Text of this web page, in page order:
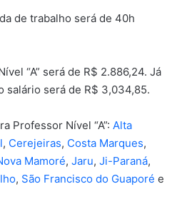
de trabalho será de 40h
“A” será de R$ 2.886,24. Já
salário será de R$ 3,034,85.
Professor Nível “A”: Alta
, Cerejeiras, Costa Marques,
Mamoré, Jaru, Ji-Paraná,
, São Francisco do Guaporé e